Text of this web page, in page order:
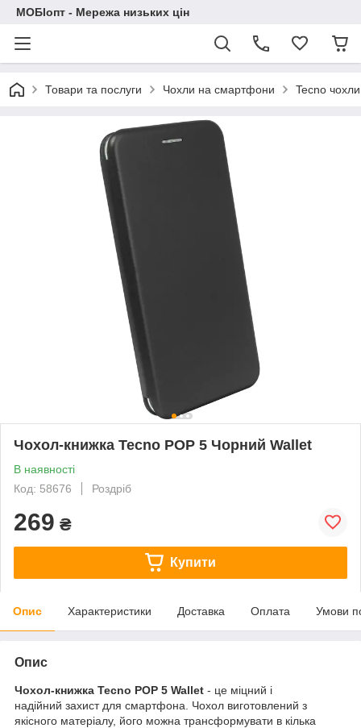
МОБІопт - Мережа низьких цін
Товари та послуги Чохли на смартфони Tecno чохли
Чохол-книжка Tecno POP 5 Чорний Wallet
В наявності
Код: 58676
Роздріб
269 ₴
Купити
Опис Характеристики Доставка Оплата Умови
Опис
Чохол-книжка Tecno POP 5 Wallet - це міцний і
надійний захист для смартфона. Чохол виготовлений з
якісного матеріалу, його можна трансформувати в кілька